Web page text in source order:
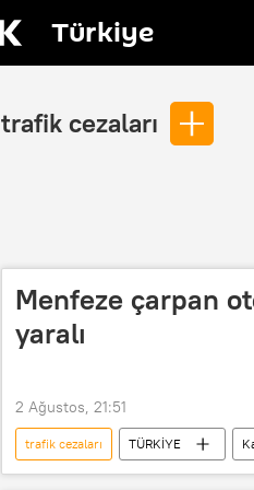
Türkiye
trafik cezaları
Menfeze çarpan
yaralı
2 Ağustos, 21:51
trafik cezaları TÜRKİYE
Trafik cezası
Trafik polisi